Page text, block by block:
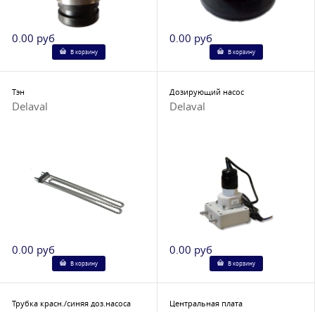
0.00 руб
В корзину
0.00 руб
В корзину
Тэн
Delaval
0.00 руб
В корзину
Дозирующий насос
Delaval
0.00 руб
В корзину
Трубка красн./синяя доз.насоса Центральная плата